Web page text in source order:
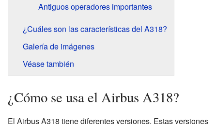
Antiguos operadores importantes
¿Cuáles son las características del A318?
Galería de imágenes
Véase también
¿Cómo se usa el Airbus A318?
El Airbus A318 tiene diferentes versiones. Estas versiones